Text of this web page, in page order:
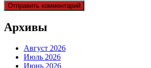
Архивы
Август 2026
Июль 2026
Июнь 2026